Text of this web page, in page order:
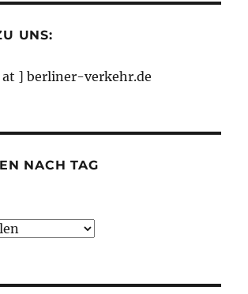
UNS:
at ] berliner-verkehr.de
NACH TAG